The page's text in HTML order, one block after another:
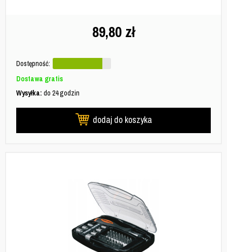
89,80 zł
Dostępność:
Dostawa gratis
Wysyłka: do 24 godzin
dodaj do koszyka